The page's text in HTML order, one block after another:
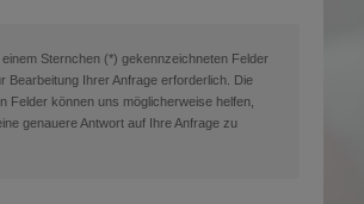
einem Sternchen (*) gekennzeichneten Felder
Bearbeitung Ihrer Anfrage erforderlich. Die
Felder können uns möglicherweise helfen,
genauere Antwort auf Ihre Anfrage zu